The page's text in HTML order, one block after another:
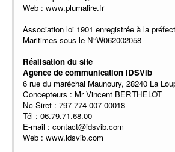
Web : www.plumalire.fr
Association loi 1901 enregistrée à la
Maritimes sous le N°W062002058
Réalisation du site
Agence de communication IDSVib
6 rue du maréchal Maunoury, 28240 La
Concepteurs : Mr Vincent BERTHELOT
Nc Siret : 797 774 007 00018
Tél : 06.79.71.68.00
E-mail : contact@idsvib.com
Web : www.idsvib.com